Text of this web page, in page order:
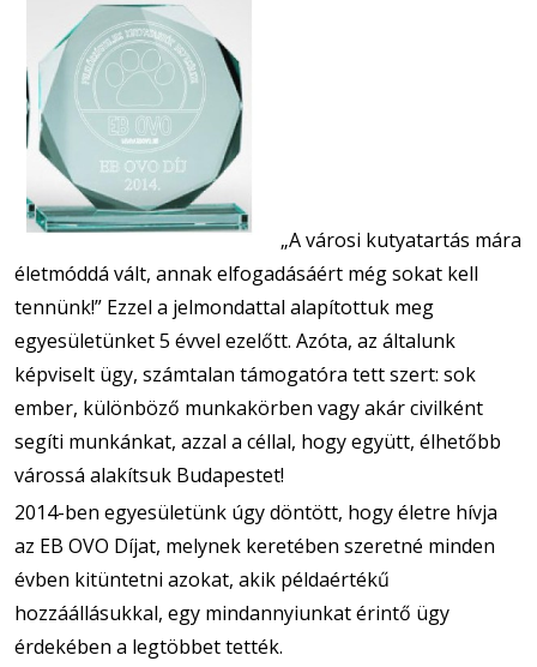
„A városi kutyatartás mára
életmóddá vált, annak elfogadásáért még sokat kell
tennünk!” Ezzel a jelmondattal alapítottuk meg
egyesületünket 5 évvel ezelőtt. Azóta, az általunk
képviselt ügy, számtalan támogatóra tett szert: sok
ember, különböző munkakörben vagy akár civilként
segíti munkánkat, azzal a céllal, hogy együtt, élhetőbb
várossá alakítsuk Budapestet!
2014-ben egyesületünk úgy döntött, hogy életre hívja
az EB OVO Díjat, melynek keretében szeretné minden
évben kitüntetni azokat, akik példaértékű
hozzáállásukkal, egy mindannyiunkat érintő ügy
érdekében a legtöbbet tették.